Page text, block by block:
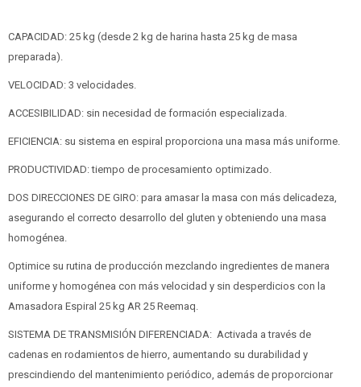
CAPACIDAD: 25 kg (desde 2 kg de harina hasta 25 kg de masa
preparada).
VELOCIDAD: 3 velocidades.
ACCESIBILIDAD: sin necesidad de formación especializada.
EFICIENCIA: su sistema en espiral proporciona una masa más uniforme.
PRODUCTIVIDAD: tiempo de procesamiento optimizado.
DOS DIRECCIONES DE GIRO: para amasar la masa con más delicadeza,
asegurando el correcto desarrollo del gluten y obteniendo una masa
homogénea.
Optimice su rutina de producción mezclando ingredientes de manera
uniforme y homogénea con más velocidad y sin desperdicios con la
Amasadora Espiral 25 kg AR 25 Reemaq.
SISTEMA DE TRANSMISIÓN DIFERENCIADA: Activada a través de
cadenas en rodamientos de hierro, aumentando su durabilidad y
prescindiendo del mantenimiento periódico, además de proporcionar